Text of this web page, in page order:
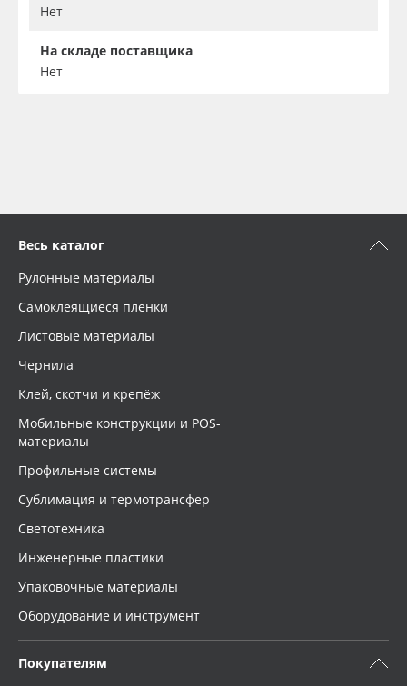
Нет
На складе поставщика
Нет
Весь каталог
Рулонные материалы
Самоклеящиеся плёнки
Листовые материалы
Чернила
Клей, скотчи и крепёж
Мобильные конструкции и POS-
материалы
Профильные системы
Сублимация и термотрансфер
Светотехника
Инженерные пластики
Упаковочные материалы
Оборудование и инструмент
Покупателям